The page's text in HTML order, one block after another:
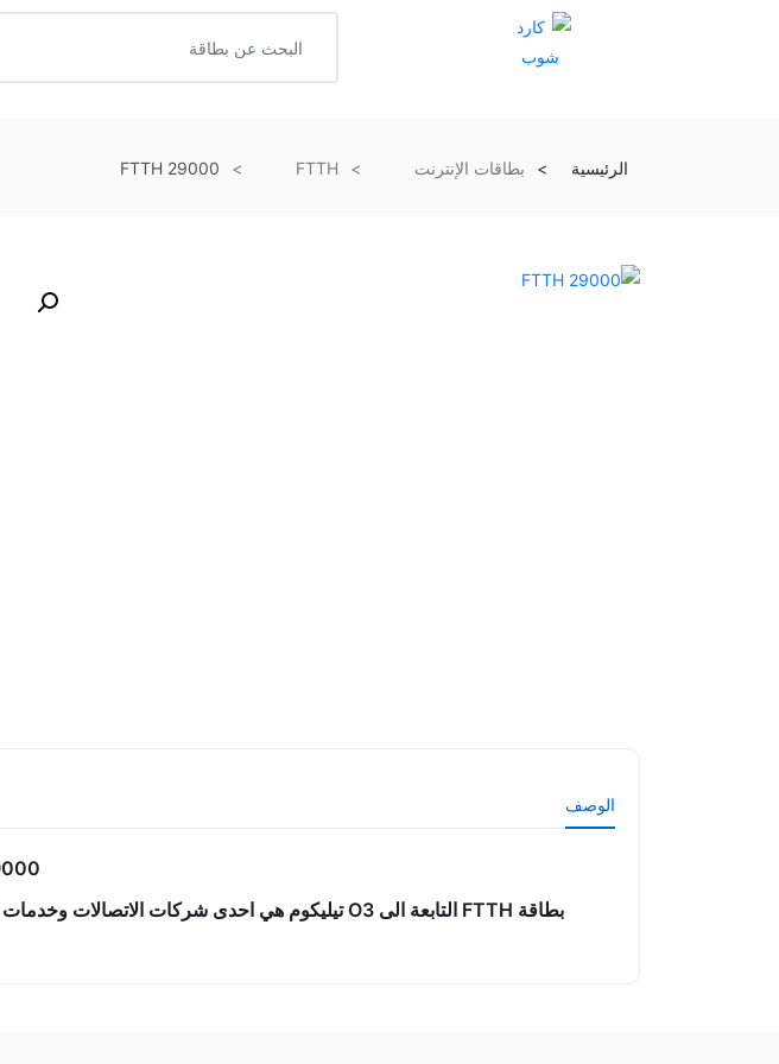
الرئيسية بطاقات الإنترنت FTTH
FTTH 29000
الوصف
بطاقة FTTH التابعة الى O3 تيليكوم هي احدى شركات الاتصالات وخدمات الانترنت الرائدة وتعد الاولى في توفير تقنية FTTH- الفاير الى البيت في الاقليم.